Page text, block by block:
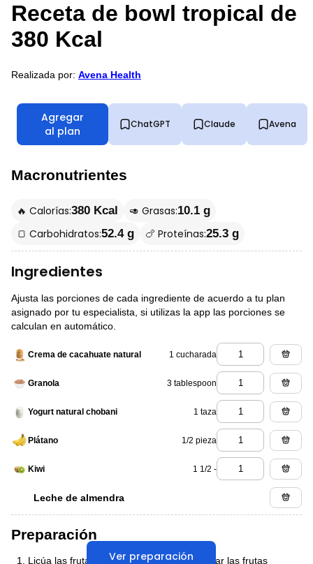
Receta de bowl tropical de
380 Kcal
Realizada por: Avena Health
Agregar
al plan
ChatGPT Claude Avena
Macronutrientes
🔥 Calorías:380 Kcal 🥑 Grasas:10.1 g
🍞 Carbohidratos:52.4 g 🍗 Proteínas:25.3 g
Ingredientes
Ajusta las porciones de cada ingrediente de acuerdo a tu plan
asignado por tu especialista, si utilizas la app las porciones se
calculan en automático.
Crema de cacahuate natural 1 cucharada
Granola 3 tablespoon
Yogurt natural chobani 1 taza
Plátano 1/2 pieza
Kiwi 1 1/2 -
Leche de almendra
Ver preparación
Preparación
Licúa las frutas y el yogurt. Puedes congelar las frutas